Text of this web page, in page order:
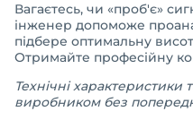
Вагаєтесь, чи «проб'є»
інженер допоможе
підбере оптимальну
Отримайте професійну
Технічні характеристики
виробником без